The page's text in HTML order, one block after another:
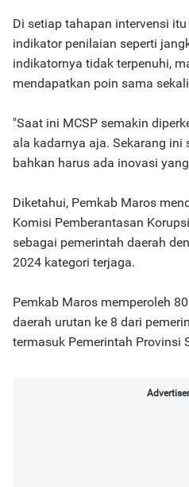
Di setiap tahapan intervensi
indikator penilaian seperti
indikatornya tidak terpenuhi,
mendapatkan poin sama
"Saat ini MCSP semakin
ala kadarnya aja. Sekarang
bahkan harus ada inovasi
Diketahui, Pemkab Maros
Komisi Pemberantasan
sebagai pemerintah daerah
2024 kategori terjaga.
Pemkab Maros memperoleh
daerah urutan ke 8 dari
termasuk Pemerintah Provinsi